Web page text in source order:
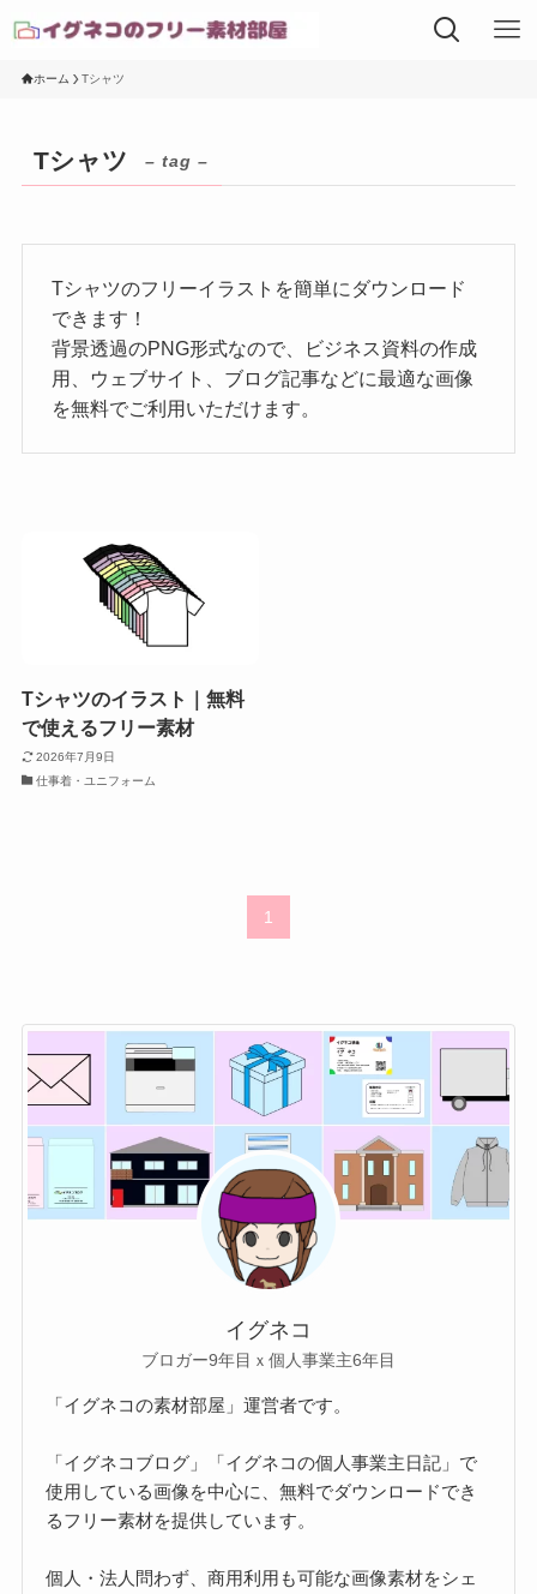
ホーム Tシャツ
Tシャツ – tag –
Tシャツのフリーイラストを簡単にダウンロード
できます！
背景透過のPNG形式なので、ビジネス資料の作成
用、ウェブサイト、ブログ記事などに最適な画像
を無料でご利用いただけます。
Tシャツのイラスト｜無料
で使えるフリー素材
2026年7月9日
仕事着・ユニフォーム
1
イグネコ
ブロガー9年目ｘ個人事業主6年目
「イグネコの素材部屋」運営者です。
「イグネコブログ」「イグネコの個人事業主日記」で
使用している画像を中心に、無料でダウンロードでき
るフリー素材を提供しています。
個人・法人問わず、商用利用も可能な画像素材をシェ